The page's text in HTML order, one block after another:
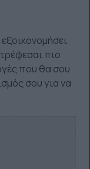
πιο
που θα σου
σου για να